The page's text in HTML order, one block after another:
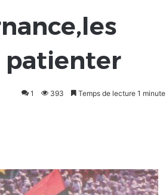
patienter
1 393 Temps de lecture 1 minute